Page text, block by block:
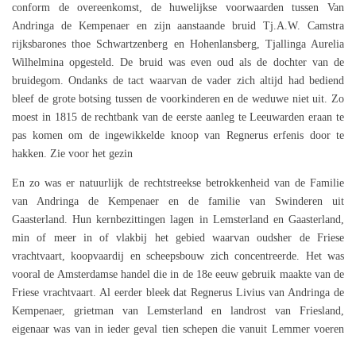
conform de overeenkomst, de huwelijkse voorwaarden tussen Van
Andringa de Kempenaer en zijn aanstaande bruid Tj.A.W. Camstra
rijksbarones thoe Schwartzenberg en Hohenlansberg, Tjallinga Aurelia
Wilhelmina opgesteld. De bruid was even oud als de dochter van de
bruidegom. Ondanks de tact waarvan de vader zich altijd had bediend
bleef de grote botsing tussen de voorkinderen en de weduwe niet uit. Zo
moest in 1815 de rechtbank van de eerste aanleg te Leeuwarden eraan te
pas komen om de ingewikkelde knoop van Regnerus erfenis door te
hakken. Zie voor het gezin
En zo was er natuurlijk de rechtstreekse betrokkenheid van de Familie
van Andringa de Kempenaer en de familie van Swinderen uit
Gaasterland. Hun kernbezittingen lagen in Lemsterland en Gaasterland,
min of meer in of vlakbij het gebied waarvan oudsher de Friese
vrachtvaart, koopvaardij en scheepsbouw zich concentreerde. Het was
vooral de Amsterdamse handel die in de 18e eeuw gebruik maakte van de
Friese vrachtvaart. Al eerder bleek dat Regnerus Livius van Andringa de
Kempenaer, grietman van Lemsterland en landrost van Friesland,
eigenaar was van in ieder geval tien schepen die vanuit Lemmer voeren